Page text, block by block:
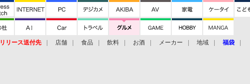
リリース送付先 店舗 食品 飲料 お酒 メーカー 地域 福袋